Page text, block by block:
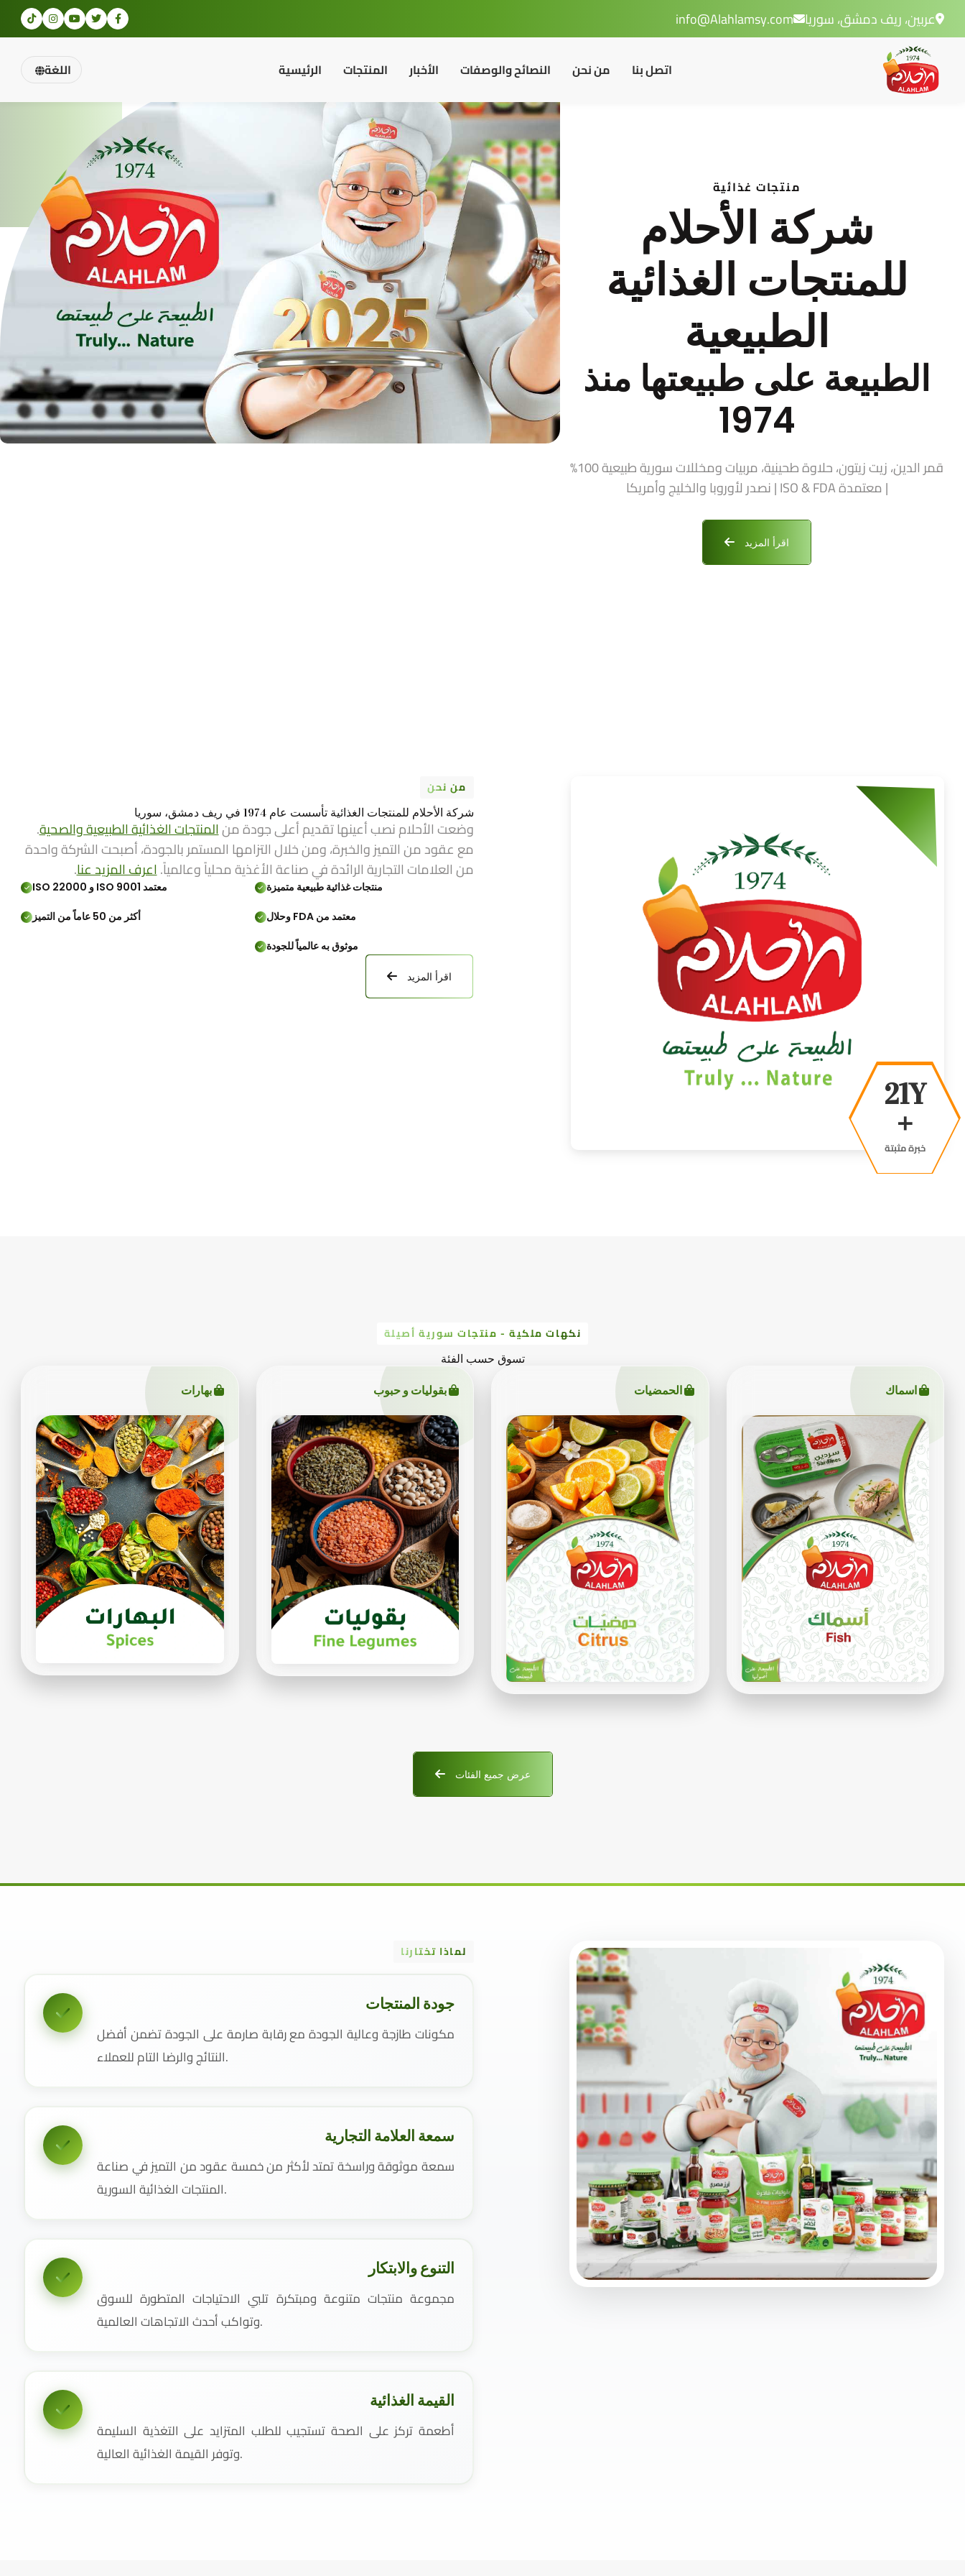
عربين، ريف دمشق، سوريا info@Alahlamsy.com
الرئيسية المنتجات الأخبار النصائح والوصفات من نحن اتصل بنا اللغة
منتجات غذائية
شركة الأحلام
للمنتجات الغذائية
الطبيعية
الطبيعة على طبيعتها منذ
1974
قمر الدين، زيت زيتون، حلاوة طحينية، مربيات ومخللات سورية طبيعية 100%
| معتمدة ISO & FDA | نصدر لأوروبا والخليج وأمريكا
اقرأ المزيد
38Y
+
خبرة مثبتة
من نحن
شركة الأحلام للمنتجات الغذائية تأسست عام 1974 في ريف دمشق، سوريا
وضعت الأحلام نصب أعينها تقديم أعلى جودة منالمنتجات الغذائية الطبيعية والصحية.
مع عقود من التميز والخبرة، ومن خلال التزامها المستمر بالجودة، أصبحت الشركة واحدة
من العلامات التجارية الرائدة في صناعة الأغذية محلياً وعالمياً.اعرف المزيد عنا.
منتجات غذائية طبيعية متميزة معتمد ISO 9001 و ISO 22000
معتمد من FDA وحلال أكثر من 50 عاماً من التميز
موثوق به عالمياً للجودة
اقرأ المزيد
نكهات ملكية - منتجات سورية أصيلة
تسوق حسب الفئة
اسماك الحمضيات بقوليات و حبوب بهارات
عرض جميع الفئات
لماذا تختارنا
جودة المنتجات
مكونات طازجة وعالية الجودة مع رقابة صارمة على الجودة تضمن أفضل
النتائج والرضا التام للعملاء.
سمعة العلامة التجارية
سمعة موثوقة وراسخة تمتد لأكثر من خمسة عقود من التميز في صناعة
المنتجات الغذائية السورية.
التنوع والابتكار
مجموعة منتجات متنوعة ومبتكرة تلبي الاحتياجات المتطورة للسوق
وتواكب أحدث الاتجاهات العالمية.
القيمة الغذائية
أطعمة تركز على الصحة تستجيب للطلب المتزايد على التغذية السليمة
وتوفر القيمة الغذائية العالية.